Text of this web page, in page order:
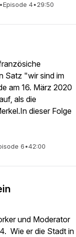
•Episode 4•29:50
Satz "wir sind im
am 16. März 2020
als die
dieser Folge
6•42:00
und Moderator
Wie er die Stadt in